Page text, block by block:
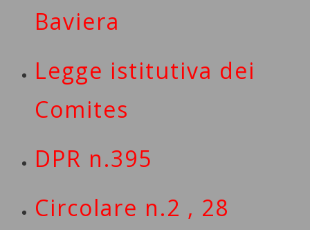
Baviera
Legge istitutiva dei
Comites
DPR n.395
Circolare n.2 , 28